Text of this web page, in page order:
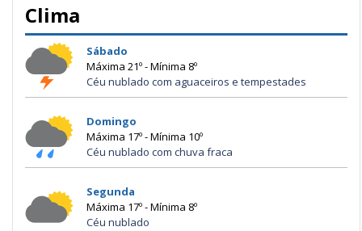
Clima
Sábado
Máxima 21º - Mínima 8º
Céu nublado com aguaceiros e tempestades
Domingo
Máxima 17º - Mínima 10º
Céu nublado com chuva fraca
Segunda
Máxima 17º - Mínima 8º
Céu nublado